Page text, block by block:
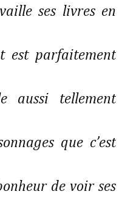
ses livres en
est parfaitement
aussi tellement
que c’est
de voir ses